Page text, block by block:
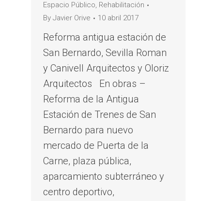
Espacio Público, Rehabilitación
By Javier Orive 10 abril 2017
Reforma antigua estación de
San Bernardo, Sevilla Roman
y Canivell Arquitectos y Oloriz
Arquitectos En obras –
Reforma de la Antigua
Estación de Trenes de San
Bernardo para nuevo
mercado de Puerta de la
Carne, plaza pública,
aparcamiento subterráneo y
centro deportivo,